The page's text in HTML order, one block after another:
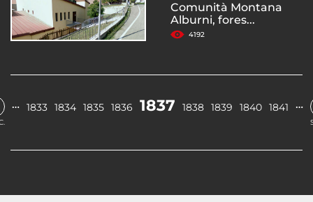
Comunità Montana
Alburni, fores...
4192
… 1833 1834 1835 1836 1837 1838 1839 1840 1841 …